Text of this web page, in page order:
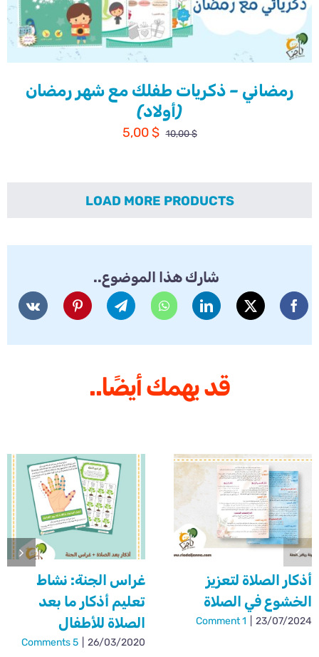
رمضاني – ذكريات طفلك مع شهر رمضان
(أولاد)
10,00$
السعر
10,00 $.
5,00$
5,00 $.
LOAD MORE PRODUCTS
شارك هذا الموضوع..
قد يهمك أيضًا..
أذكار الصلاة لتعزيز
الخشوع في الصلاة
23/07/2024
1 Comment
غراس الجنة: نشاط
تعليم أذكار ما بعد
الصلاة للأطفال
26/03/2020
5 Comments